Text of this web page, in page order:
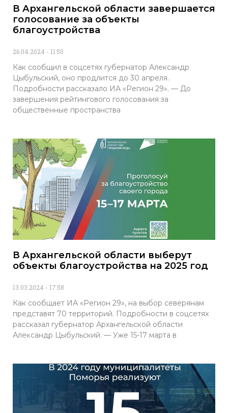
В Архангельской области завершается
голосование за объекты
благоустройства
26.04.2024 11:50
Как сообщил в соцсетях губернатор Александр
Цыбульский, оно продлится до 30 апреля.
Подробности рассказало ИА «Регион 29». — До
завершения рейтингового голосования за
общественные пространства
В Архангельской области выберут
объекты благоустройства на 2025 год
13.03.2024 17:58
Как сообщает ИА «Регион 29», на выбор северянам
представят 70 территорий. Подробности в соцсетях
рассказал губернатор Архангельской области
Александр Цыбульский. — Уже 15-17 марта в